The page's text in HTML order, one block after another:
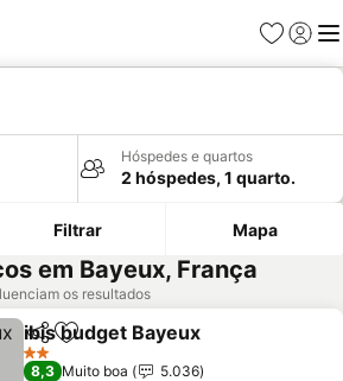
Favoritos
Iniciar
Hóspedes e quartos
2 hóspedes, 1 quarto.
Filtrar Mapa
em Bayeux, França
os resultados
PartilharAdicionar aos favoritos
ibis budget Bayeux
2 Estrelas
8,3 Muito boa
5.036